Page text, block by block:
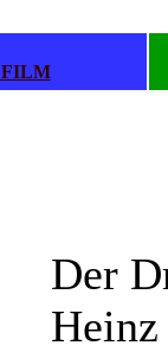
FILM
Der
Heinz